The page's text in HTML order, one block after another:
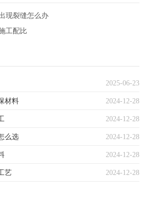
现裂缝怎么办
工配比
2025-06-23
2024-12-28
材料
2024-12-28
2024-12-28
么选
2024-12-28
2024-12-28
艺